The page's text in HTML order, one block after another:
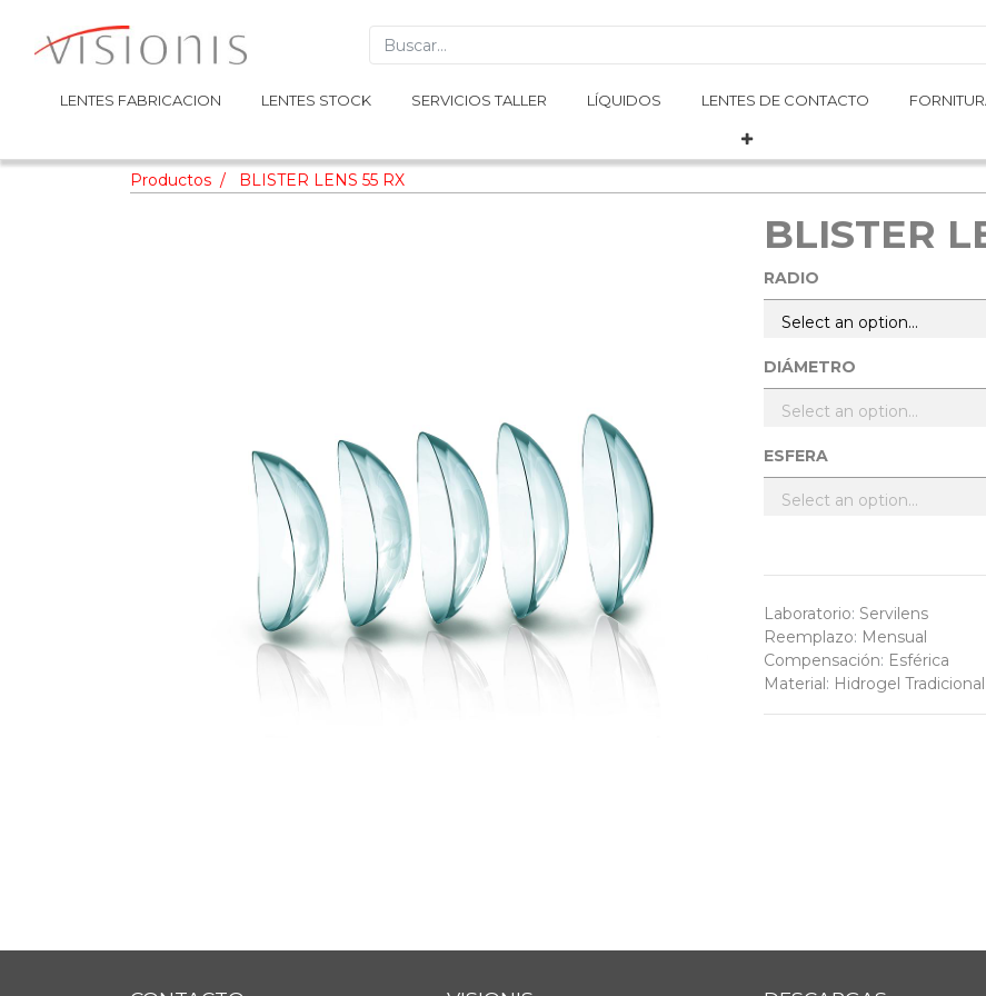
LENTES FABRICACION LENTES STOCK SERVICIOS TALLER LÍQUIDOS LENTES DE CONTACTO
LENTES FABRICACION LENTES STOCK SERVICIOS TALLER LÍQUIDOS LENTES DE CONTACTO
Productos BLISTER LENS 55 RX
BLISTER
RADIO
DIÁMETRO
ESFERA
Laboratorio: Servilens
Reemplazo: Mensual
Compensación: Esférica
Material: Hidrogel Tradicional